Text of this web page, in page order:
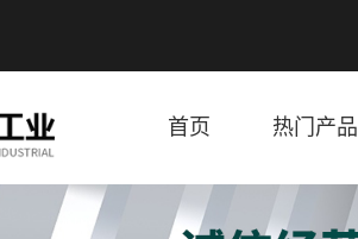
首页 热门产品